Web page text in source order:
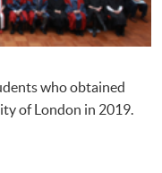
who obtained
of London in 2019.